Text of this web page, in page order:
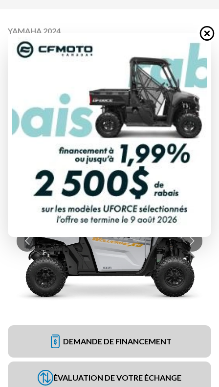
YAMAHA 2024
WOLVERINE X2 850 R-SPEC
BLANC/GRIS ARMURE
21 349 $
Tous frais inclus
CALCULATRICE DE PAIEMENT
DEMANDE DE FINANCEMENT
ÉVALUATION DE VOTRE ÉCHANGE